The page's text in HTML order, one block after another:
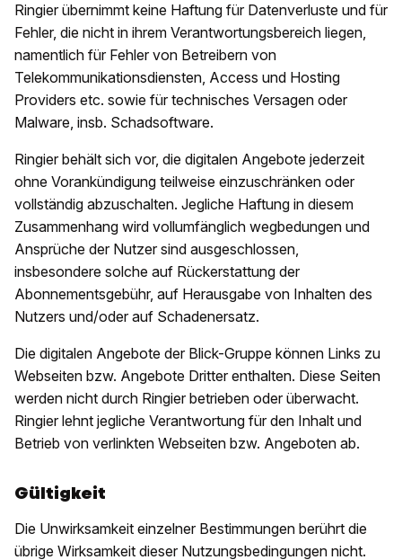
Ringier übernimmt keine Haftung für Datenverluste und für
Fehler, die nicht in ihrem Verantwortungsbereich liegen,
namentlich für Fehler von Betreibern von
Telekommunikationsdiensten, Access und Hosting
Providers etc. sowie für technisches Versagen oder
Malware, insb. Schadsoftware.
Ringier behält sich vor, die digitalen Angebote jederzeit
ohne Vorankündigung teilweise einzuschränken oder
vollständig abzuschalten. Jegliche Haftung in diesem
Zusammenhang wird vollumfänglich wegbedungen und
Ansprüche der Nutzer sind ausgeschlossen,
insbesondere solche auf Rückerstattung der
Abonnementsgebühr, auf Herausgabe von Inhalten des
Nutzers und/oder auf Schadenersatz.
Die digitalen Angebote der Blick-Gruppe können Links zu
Webseiten bzw. Angebote Dritter enthalten. Diese Seiten
werden nicht durch Ringier betrieben oder überwacht.
Ringier lehnt jegliche Verantwortung für den Inhalt und
Betrieb von verlinkten Webseiten bzw. Angeboten ab.
Gültigkeit
Die Unwirksamkeit einzelner Bestimmungen berührt die
übrige Wirksamkeit dieser Nutzungsbedingungen nicht.